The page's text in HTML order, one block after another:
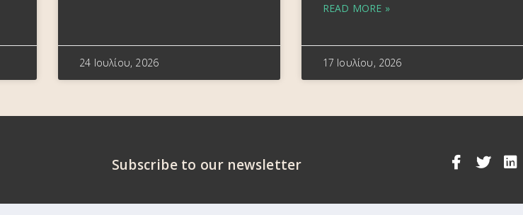
24 Ιουλίου, 2026
READ MORE »
17 Ιουλίου, 2026
Subscribe to our newsletter